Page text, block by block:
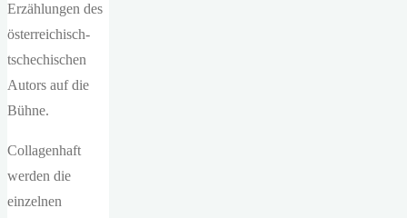
Erzählungen des
österreichisch-
tschechischen
Autors auf die
Bühne.
Collagenhaft
werden die
einzelnen